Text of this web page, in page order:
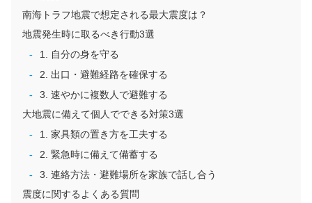
南海トラフ地震で想定される最大震度は？
地震発生時に取るべき行動3選
1. 自分の身を守る
2. 出口・避難経路を確保する
3. 速やかに複数人で避難する
大地震に備えて個人でできる対策3選
1. 家具類の置き方を工夫する
2. 緊急時に備えて備蓄する
3. 連絡方法・避難場所を家族で話し合う
震度に関するよくある質問